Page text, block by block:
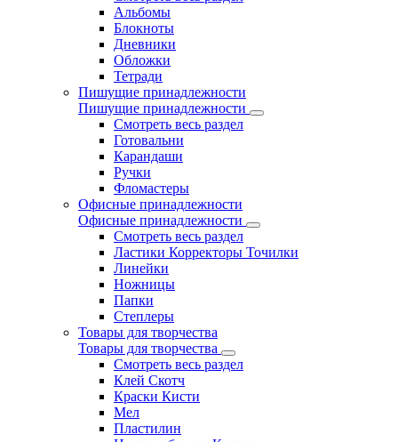
Альбомы
Блокноты
Дневники
Обложки
Тетради
Пишущие принадлежности
Пишущие принадлежности
Смотреть весь раздел
Готовальни
Карандаши
Ручки
Фломастеры
Офисные принадлежности
Офисные принадлежности
Смотреть весь раздел
Ластики Корректоры Точилки
Линейки
Ножницы
Папки
Степлеры
Товары для творчества
Товары для творчества
Смотреть весь раздел
Клей Скотч
Краски Кисти
Мел
Пластилин